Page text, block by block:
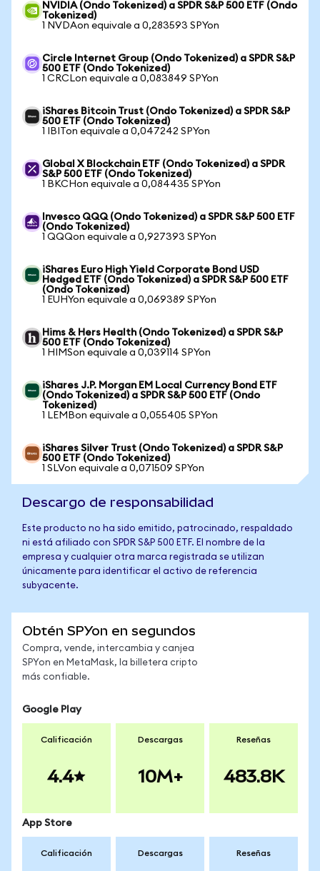
NVIDIA (Ondo Tokenized) a SPDR S&P 500 ETF (Ondo
Tokenized)
1 NVDAon equivale a 0,283593 SPYon
Circle Internet Group (Ondo Tokenized) a SPDR S&P
500 ETF (Ondo Tokenized)
1 CRCLon equivale a 0,083849 SPYon
iShares Bitcoin Trust (Ondo Tokenized) a SPDR S&P
500 ETF (Ondo Tokenized)
1 IBITon equivale a 0,047242 SPYon
Global X Blockchain ETF (Ondo Tokenized) a SPDR
S&P 500 ETF (Ondo Tokenized)
1 BKCHon equivale a 0,084435 SPYon
Invesco QQQ (Ondo Tokenized) a SPDR S&P 500 ETF
(Ondo Tokenized)
1 QQQon equivale a 0,927393 SPYon
iShares Euro High Yield Corporate Bond USD
Hedged ETF (Ondo Tokenized) a SPDR S&P 500 ETF
(Ondo Tokenized)
1 EUHYon equivale a 0,069389 SPYon
Hims & Hers Health (Ondo Tokenized) a SPDR S&P
500 ETF (Ondo Tokenized)
1 HIMSon equivale a 0,039114 SPYon
iShares J.P. Morgan EM Local Currency Bond ETF
(Ondo Tokenized) a SPDR S&P 500 ETF (Ondo
Tokenized)
1 LEMBon equivale a 0,055405 SPYon
iShares Silver Trust (Ondo Tokenized) a SPDR S&P
500 ETF (Ondo Tokenized)
1 SLVon equivale a 0,071509 SPYon
Descargo de responsabilidad
Este producto no ha sido emitido, patrocinado, respaldado
ni está afiliado con SPDR S&P 500 ETF. El nombre de la
empresa y cualquier otra marca registrada se utilizan
únicamente para identificar el activo de referencia
subyacente.
Obtén SPYon en segundos
Compra, vende, intercambia y canjea
SPYon en MetaMask, la billetera cripto
más confiable.
Google Play
Calificación
4.4
Descargas
10M+
Reseñas
483.8K
App Store
Calificación Descargas Reseñas